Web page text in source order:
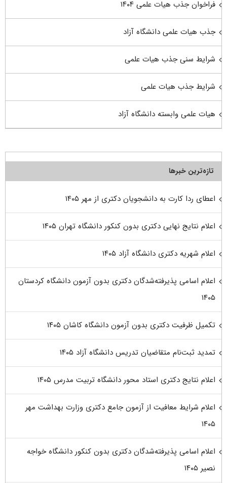
فراخوان جذب هیات علمی ۱۴۰۴
جذب هیات علمی دانشگاه آزاد
شرایط سنی جذب هیات علمی
شرایط جذب هیات علمی
هیات علمی وابسته دانشگاه آزاد
تازه‌ترین خبرها
اعطای ردا کارت به دانشجویان دکتری از مهر ۱۴۰۵
اعلام نتایج نهایی دکتری بدون کنکور دانشگاه تهران ۱۴۰۵
اعلام شهریه دکتری دانشگاه آزاد ۱۴۰۵
اعلام اسامی پذیرفته‌شدگان دکتری بدون آزمون دانشگاه کردستان
۱۴۰۵
تکمیل ظرفیت دکتری بدون آزمون دانشگاه کاشان ۱۴۰۵
تمدید ثبت‌نام متقاضیان تدریس دانشگاه آزاد ۱۴۰۵
اعلام نتایج دکتری استاد محور دانشگاه تربیت مدرس ۱۴۰۵
اعلام شرایط معافیت از آزمون جامع دکتری وزارت بهداشت مهر
۱۴۰۵
اعلام اسامی پذیرفته‌شدگان دکتری بدون کنکور دانشگاه خواجه
نصیر ۱۴۰۵